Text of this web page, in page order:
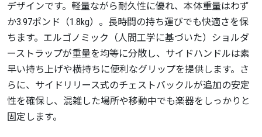
デザインです。軽量ながら耐久性に優れ、本体重量はわず
か3.97ポンド（1.8kg）。長時間の持ち運びでも快適さを保
ちます。エルゴノミック（人間工学に基づいた）ショルダ
ーストラップが重量を均等に分散し、サイドハンドルは素
早い持ち上げや横持ちに便利なグリップを提供します。さ
らに、サイドリリース式のチェストバックルが追加の安定
性を確保し、混雑した場所や移動中でも楽器をしっかりと
固定します。